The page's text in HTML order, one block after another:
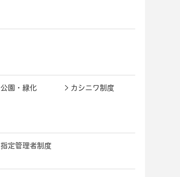
公園・緑化 カシニワ制度
指定管理者制度